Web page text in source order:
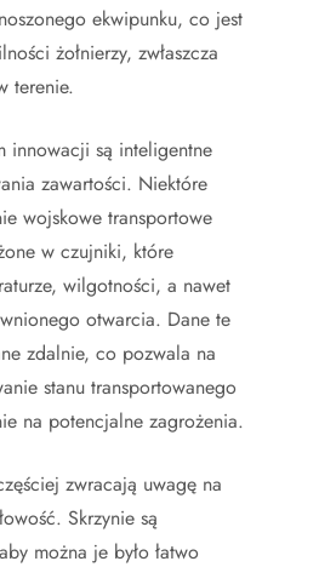
ekwipunku, co jest
żołnierzy, zwłaszcza
terenie.
innowacji są inteligentne
zawartości. Niektóre
wojskowe transportowe
w czujniki, które
wilgotności, a nawet
otwarcia. Dane te
zdalnie, co pozwala na
stanu transportowanego
na potencjalne zagrożenia.
zwracają uwagę na
Skrzynie są
można je było łatwo